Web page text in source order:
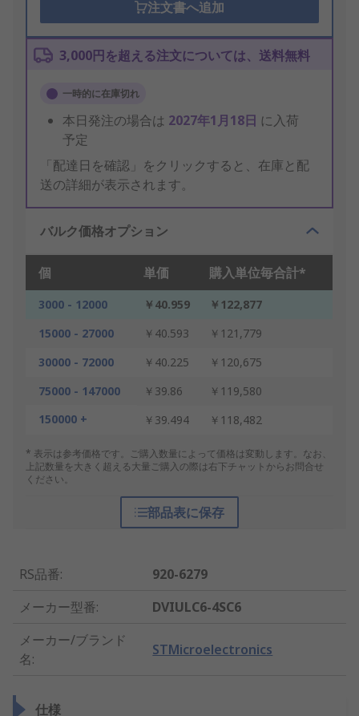
注文書へ追加
3,000円を超える注文については、送料無料
一時的に在庫切れ
本日発注の場合は 2027年1月18日 に入荷
予定
「配達日を確認」をクリックすると、在庫と配
送の詳細が表示されます。
バルク価格オプション
個 単価 購入単位毎合計*
3000 - 12000 ￥40.959
￥122,877
15000 - 27000
￥40.593
￥121,779
30000 - 72000
￥40.225
￥120,675
75000 - 147000
￥39.86
￥119,580
150000 +
￥39.494 ￥118,482
* 表示は参考価格です。ご購入数量によって価格は変動します。なお、
上記数量を大きく超える大量ご購入の際は右下チャットからお問合せ
ください。
部品表に保存
RS品番:
920-6279
メーカー型番:
DVIULC6-4SC6
メーカー/ブランド
名:
STMicroelectronics
仕様